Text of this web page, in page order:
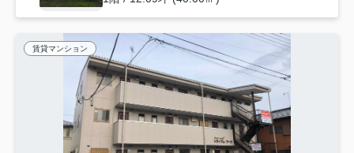
賃貸マンション